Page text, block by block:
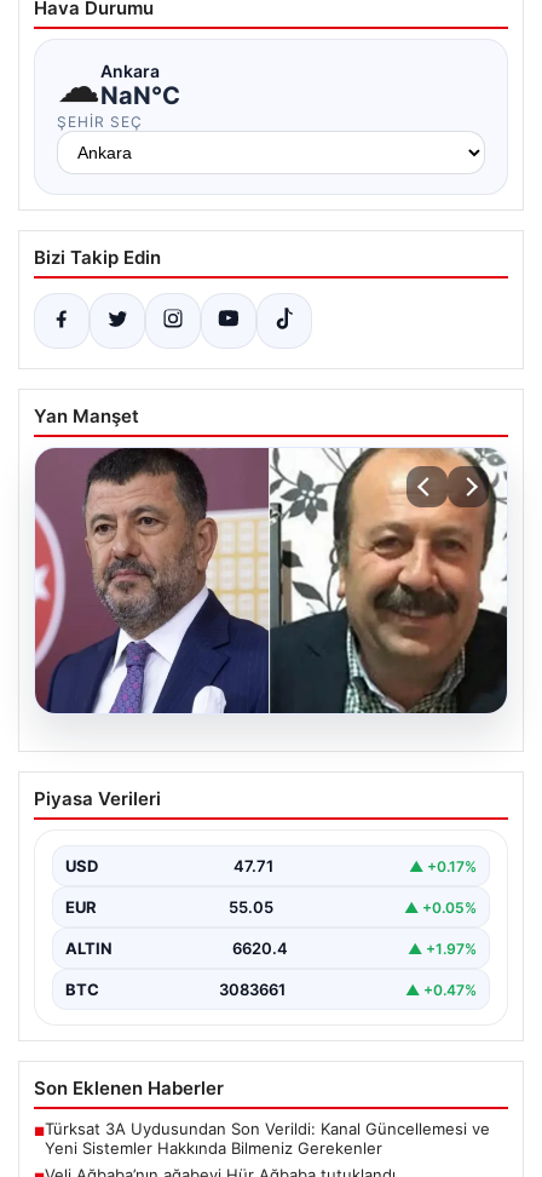
Hava Durumu
☁Ankara
NaN°C
ŞEHIR SEÇ
Bizi Takip Edin
Yan Manşet
06.08.2026
Veli Ağbaba’nın ağabeyi Hür Ağbaba
tutuklandı
Piyasa Verileri
USD 47.71 ▲ +0.17%
EUR 55.05 ▲ +0.05%
ALTIN 6620.4 ▲ +1.97%
BTC 3083661 ▲ +0.47%
Son Eklenen Haberler
■Türksat 3A Uydusundan Son Verildi: Kanal Güncellemesi ve
Yeni Sistemler Hakkında Bilmeniz Gerekenler